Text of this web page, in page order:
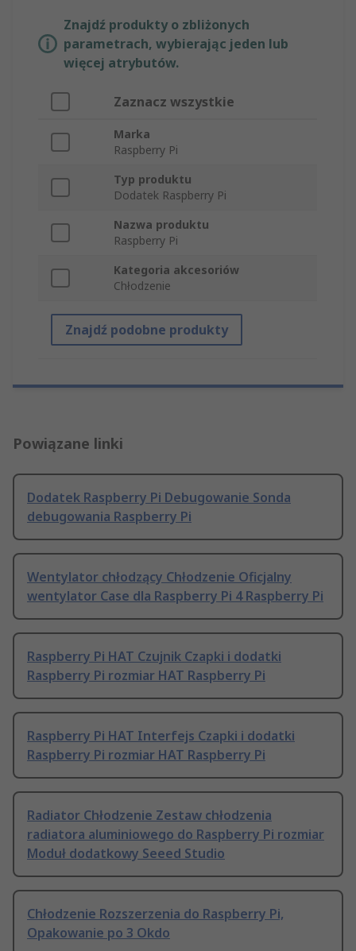
Znajdź produkty o zbliżonych
parametrach, wybierając jeden lub
więcej atrybutów.
Zaznacz wszystkie
Marka
Raspberry Pi
Typ produktu
Dodatek Raspberry Pi
Nazwa produktu
Raspberry Pi
Kategoria akcesoriów
Chłodzenie
Znajdź podobne produkty
Powiązane linki
Dodatek Raspberry Pi Debugowanie Sonda
debugowania Raspberry Pi
Wentylator chłodzący Chłodzenie Oficjalny
wentylator Case dla Raspberry Pi 4 Raspberry Pi
Raspberry Pi HAT Czujnik Czapki i dodatki
Raspberry Pi rozmiar HAT Raspberry Pi
Raspberry Pi HAT Interfejs Czapki i dodatki
Raspberry Pi rozmiar HAT Raspberry Pi
Radiator Chłodzenie Zestaw chłodzenia
radiatora aluminiowego do Raspberry Pi rozmiar
Moduł dodatkowy Seeed Studio
Chłodzenie Rozszerzenia do Raspberry Pi,
Opakowanie po 3 Okdo